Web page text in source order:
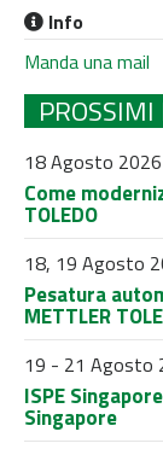
Info
Manda una mail
18 Agosto 2026
Come
TOLEDO
18, 19 Agosto
Pesatura
METTLER
19 - 21 Agosto
ISPE
Singapore